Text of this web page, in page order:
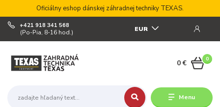
Oficiálny eshop dánskej záhradnej techniky TEXAS.
Menu
EUR
+421 918 341 568
(Po-Pia, 8-16 hod.)
0
0 €